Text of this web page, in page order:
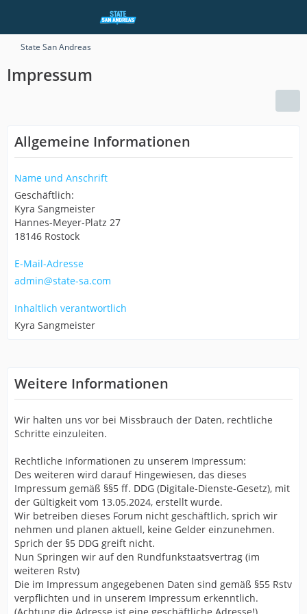
State San Andreas
Impressum
Allgemeine Informationen
Name und Anschrift
Geschäftlich:
Kyra Sangmeister
Hannes-Meyer-Platz 27
18146 Rostock
E-Mail-Adresse
admin@state-sa.com
Inhaltlich verantwortlich
Kyra Sangmeister
Weitere Informationen
Wir halten uns vor bei Missbrauch der Daten, rechtliche
Schritte einzuleiten.
Rechtliche Informationen zu unserem Impressum:
Des weiteren wird darauf Hingewiesen, das dieses
Impressum gemäß §§5 ff. DDG (Digitale-Dienste-Gesetz), mit
der Gültigkeit vom 13.05.2024, erstellt wurde.
Wir betreiben dieses Forum nicht geschäftlich, sprich wir
nehmen und planen aktuell, keine Gelder einzunehmen.
Sprich der §5 DDG greift nicht.
Nun Springen wir auf den Rundfunkstaatsvertrag (im
weiteren Rstv)
Die im Impressum angegebenen Daten sind gemäß §55 Rstv
verpflichten und in unserem Impressum erkenntlich.